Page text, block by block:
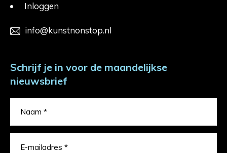
Inloggen
info@kunstnonstop.nl
Schrijf je in voor de maandelijkse
nieuwsbrief